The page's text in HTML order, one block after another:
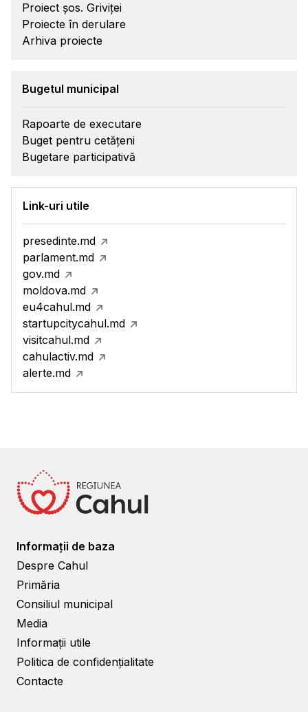
Proiect șos. Griviței
Proiecte în derulare
Arhiva proiecte
Bugetul municipal
Rapoarte de executare
Buget pentru cetățeni
Bugetare participativă
Link-uri utile
presedinte.md
parlament.md
gov.md
moldova.md
eu4cahul.md
startupcitycahul.md
visitcahul.md
cahulactiv.md
alerte.md
Informații de baza
Despre Cahul
Primăria
Consiliul municipal
Media
Informații utile
Politica de confidențialitate
Contacte